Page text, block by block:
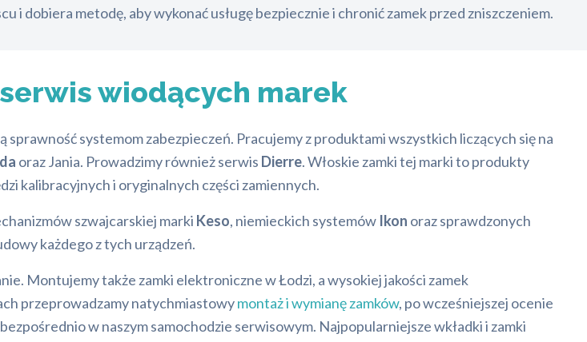
i dobiera metodę, aby wykonać usługę bezpiecznie i chronić zamek przed zniszczeniem.
wiodących marek
sprawność systemom zabezpieczeń. Pracujemy z produktami wszystkich liczących się na
oraz Jania. Prowadzimy również serwis Dierre. Włoskie zamki tej marki to produkty
kalibracyjnych i oryginalnych części zamiennych.
szwajcarskiej marki Keso, niemieckich systemów Ikon oraz sprawdzonych
każdego z tych urządzeń.
Montujemy także zamki elektroniczne w Łodzi, a wysokiej jakości zamek
przeprowadzamy natychmiastowymontaż i wymianę zamków, po wcześniejszej ocenie
w naszym samochodzie serwisowym. Najpopularniejsze wkładki i zamki